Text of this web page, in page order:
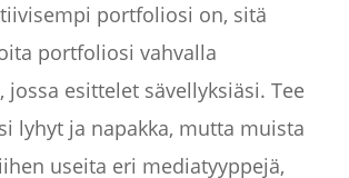
portfoliosi on, sitä
portfoliosi vahvalla
jossa esittelet sävellyksiäsi. Tee
lyhyt ja napakka, mutta muista
useita eri mediatyyppejä,